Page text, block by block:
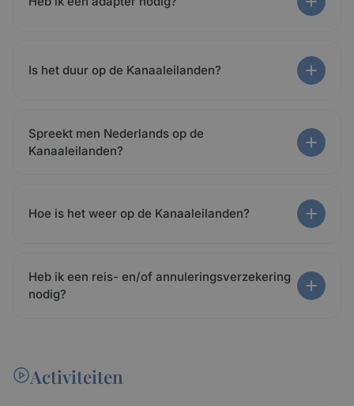
Is het duur op de Kanaaleilanden?
Spreekt men Nederlands op de
Kanaaleilanden?
Hoe is het weer op de Kanaaleilanden?
Heb ik een reis- en/of annuleringsverzekering
nodig?
Activiteiten